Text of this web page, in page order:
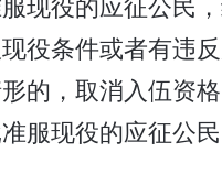
役条件或者有违
的，取消入伍资
服现役的应征公